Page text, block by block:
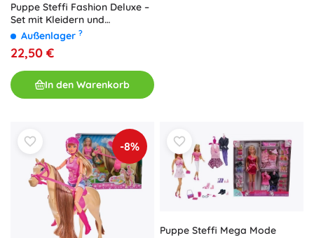
Puppe Steffi Fashion Deluxe –
Set mit Kleidern und
Accessoires
Außenlager ?
22,50 €
In den Warenkorb
-8%
Puppe Steffi Mega Mode